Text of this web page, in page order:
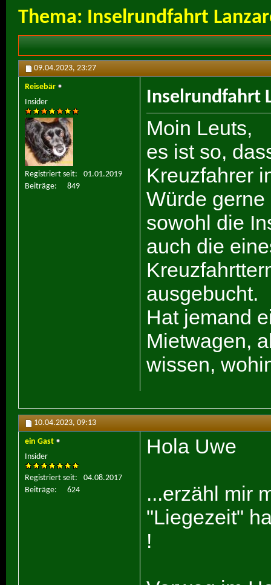
Thema: Inselrundfahrt
09.04.2023, 23:27
Reisebär
Insider
Registriert seit
01.01.2019
Beiträge
849
Inselrundfahrt
Moin Leuts,
es ist so,
Kreuzfahrer
Würde
sowohl die
auch die
ausgebucht.
Hat jemand
Mietwagen,
wissen,
10.04.2023, 09:13
ein Gast
Insider
Registriert seit
04.08.2017
Beiträge
624
Hola Uwe
...erzähl mir
"Liegezeit"
!